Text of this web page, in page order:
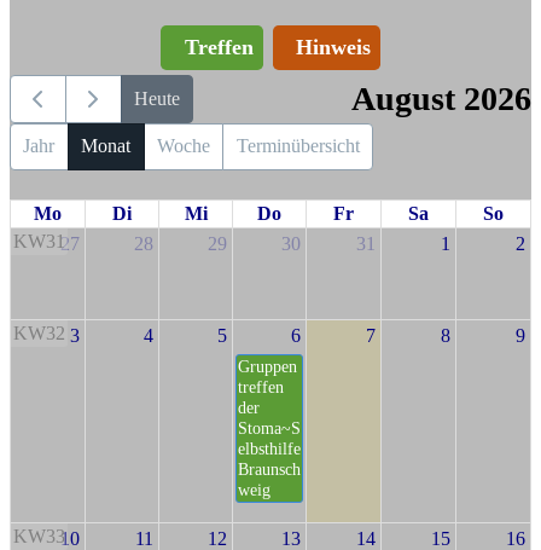
Treffen Hinweis
Heute August 2026
Jahr Monat Woche Terminübersicht
Mo Di Mi Do Fr Sa
So
KW3127 28 29 30 31 1 2
KW32 3 4 5 6
Gruppen
treffen
der
Stoma~S
elbsthilfe
Braunsch
weig
7 8 9
KW3310 11 12 13 14 15 16